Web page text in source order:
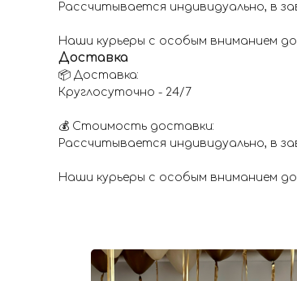
Рассчитывается индивидуально, в
Наши курьеры с особым вниманием
Доставка
📦 Доставка:
Круглосуточно - 24/7
💰 Стоимость доставки:
Рассчитывается индивидуально, в
Наши курьеры с особым вниманием